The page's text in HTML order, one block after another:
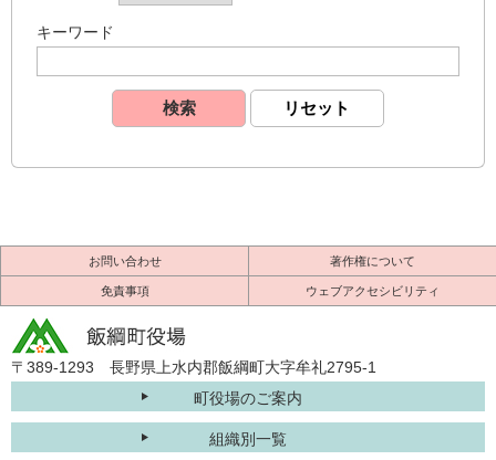
キーワード
お問い合わせ 著作権について
免責事項 ウェブアクセシビリティ
〒389-1293 長野県上水内郡飯綱町大字牟礼2795-1
町役場のご案内
組織別一覧